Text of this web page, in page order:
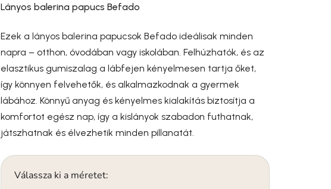
Lányos balerina papucs Befado
Ezek a lányos balerina papucsok Befado ideálisak minden
napra – otthon, óvodában vagy iskolában. Felhúzhatók, és az
elasztikus gumiszalag a lábfejen kényelmesen tartja őket,
így könnyen felvehetők, és alkalmazkodnak a gyermek
lábához. Könnyű anyag és kényelmes kialakítás biztosítja a
komfortot egész nap, így a kislányok szabadon futhatnak,
játszhatnak és élvezhetik minden pillanatát.
Válassza ki a méretet: